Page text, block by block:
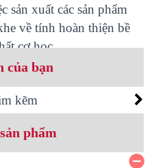
sản xuất các sản phẩm
về tính hoàn thiện bề
cơ học
của bạn
kẽm
phẩm